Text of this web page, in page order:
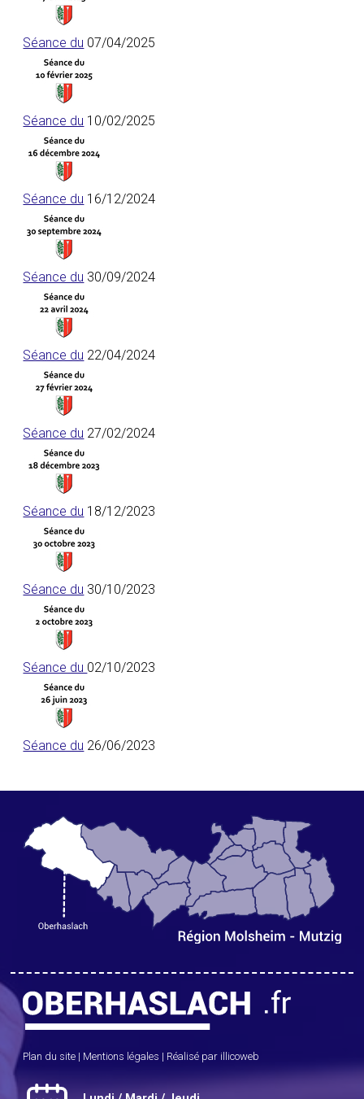
Séance du 07/04/2025
Séance du 10/02/2025
Séance du 16/12/2024
Séance du 30/09/2024
Séance du 22/04/2024
Séance du 27/02/2024
Séance du 18/12/2023
Séance du 30/10/2023
Séance du 02/10/2023
Séance du 26/06/2023
Plan du site | Mentions légales | Réalisé par illicoweb